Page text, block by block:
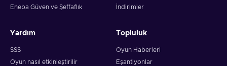
Eneba Güven ve Şeffaflık
İndirimler
Yardım
SSS
Oyun nasıl etkinleştirilir
Topluluk
Oyun Haberleri
Eşantiyonlar